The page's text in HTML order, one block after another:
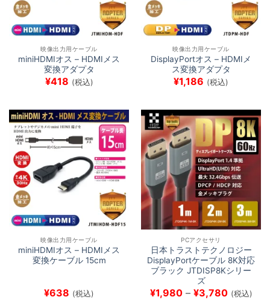
映像出力用ケーブル
miniHDMIオス – HDMIメス
変換アダプタ
¥418 (税込)
映像出力用ケーブル
DisplayPortオス – HDMIメ
ス変換アダプタ
¥1,186 (税込)
映像出力用ケーブル
miniHDMIオス – HDMIメス
変換ケーブル 15cm
¥638 (税込)
PCアクセサリ
日本トラストテクノロジー
DisplayPortケーブル 8K対応
ブラック JTDISP8Kシリー
ズ
¥1,980 – ¥3,780価(税込)